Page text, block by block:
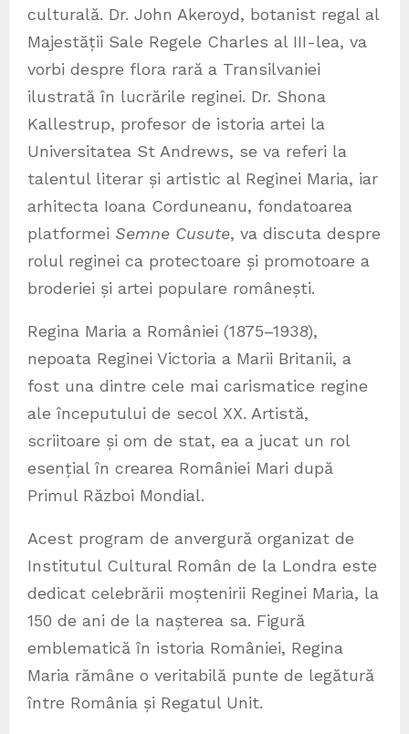
culturală. Dr. John Akeroyd, botanist regal al
Majestății Sale Regele Charles al III-lea, va
vorbi despre flora rară a Transilvaniei
ilustrată în lucrările reginei. Dr. Shona
Kallestrup, profesor de istoria artei la
Universitatea St Andrews, se va referi la
talentul literar și artistic al Reginei Maria, iar
arhitecta Ioana Corduneanu, fondatoarea
platformei Semne Cusute, va discuta despre
rolul reginei ca protectoare și promotoare a
broderiei și artei populare românești.
Regina Maria a României (1875–1938),
nepoata Reginei Victoria a Marii Britanii, a
fost una dintre cele mai carismatice regine
ale începutului de secol XX. Artistă,
scriitoare și om de stat, ea a jucat un rol
esențial în crearea României Mari după
Primul Război Mondial.
Acest program de anvergură organizat de
Institutul Cultural Român de la Londra este
dedicat celebrării moștenirii Reginei Maria, la
150 de ani de la nașterea sa. Figură
emblematică în istoria României, Regina
Maria rămâne o veritabilă punte de legătură
între România și Regatul Unit.